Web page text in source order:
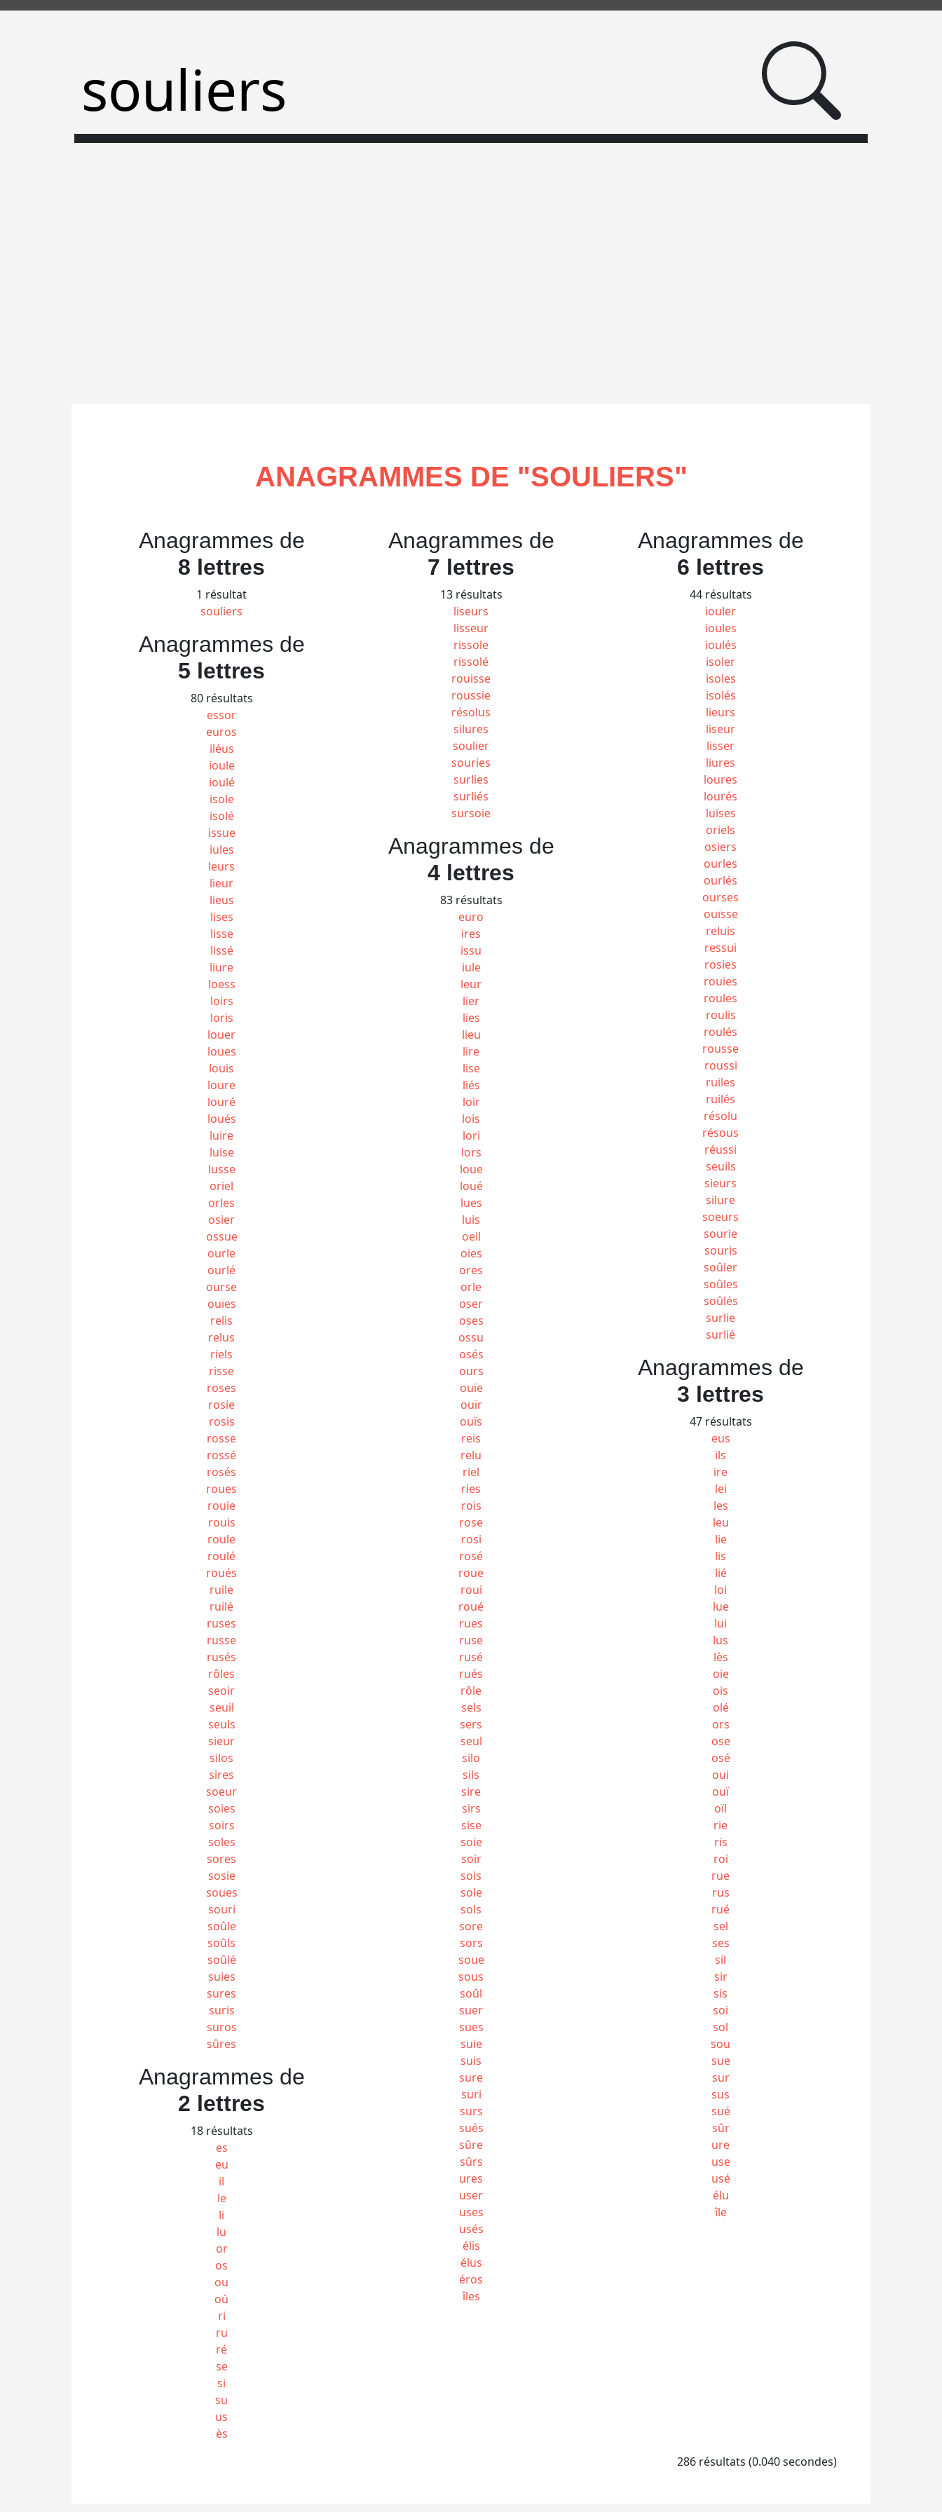
ANAGRAMMES DE "SOULIERS"
Anagrammes de
8 lettres
1 résultat
souliers
Anagrammes de
7 lettres
13 résultats
liseurs
lisseur
rissole
rissolé
rouisse
roussie
résolus
silures
soulier
souries
surlies
surliés
sursoie
Anagrammes de
6 lettres
44 résultats
iouler
ioules
ioulés
isoler
isoles
isolés
lieurs
liseur
lisser
liures
loures
lourés
luises
oriels
osiers
ourles
ourlés
ourses
ouïsse
reluis
ressui
rosies
rouies
roules
roulis
roulés
rousse
roussi
ruiles
ruilés
résolu
résous
réussi
seuils
sieurs
silure
soeurs
sourie
souris
soûler
soûles
soûlés
surlie
surlié
Anagrammes de
5 lettres
80 résultats
essor
euros
iléus
ioule
ioulé
isole
isolé
issue
iules
leurs
lieur
lieus
lises
lisse
lissé
liure
loess
loirs
loris
louer
loues
louis
loure
louré
loués
luire
luise
lusse
oriel
orles
osier
ossue
ourle
ourlé
ourse
ouïes
relis
relus
riels
risse
roses
rosie
rosis
rosse
rossé
rosés
roues
rouie
rouis
roule
roulé
roués
ruile
ruilé
ruses
russe
rusés
rôles
seoir
seuil
seuls
sieur
silos
sires
soeur
soies
soirs
soles
sores
sosie
soues
souri
soûle
soûls
soûlé
suies
sures
suris
suros
sûres
Anagrammes de
4 lettres
83 résultats
euro
ires
issu
iule
leur
lier
lies
lieu
lire
lise
liés
loir
lois
lori
lors
loue
loué
lues
luis
oeil
oies
ores
orle
oser
oses
ossu
osés
ours
ouïe
ouïr
ouïs
reis
relu
riel
ries
rois
rose
rosi
rosé
roue
roui
roué
rues
ruse
rusé
rués
rôle
sels
sers
seul
silo
sils
sire
sirs
sise
soie
soir
sois
sole
sols
sore
sors
soue
sous
soûl
suer
sues
suie
suis
sure
suri
surs
sués
sûre
sûrs
ures
user
uses
usés
élis
élus
éros
îles
Anagrammes de
3 lettres
47 résultats
eus
ils
ire
lei
les
leu
lie
lis
lié
loi
lue
lui
lus
lès
oie
ois
olé
ors
ose
osé
oui
ouï
oïl
rie
ris
roi
rue
rus
rué
sel
ses
sil
sir
sis
soi
sol
sou
sue
sur
sus
sué
sûr
ure
use
usé
élu
île
Anagrammes de
2 lettres
18 résultats
es
eu
il
le
li
lu
or
os
ou
où
ri
ru
ré
se
si
su
us
ès
286 résultats (0.040 secondes)